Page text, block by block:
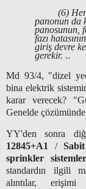
(6)
panonun da
panosunun,
fazı
giriş devre
gerekir. ..
Md 93/4, "dizel
bina elektrik
karar verecek?
Genelde
YY'den sonra
12845+A1
/
sprinkler
standardın ilgili
alıntılar,